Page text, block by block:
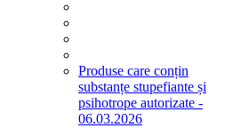
Produse care conțin
substanțe stupefiante și
psihotrope autorizate -
06.03.2026